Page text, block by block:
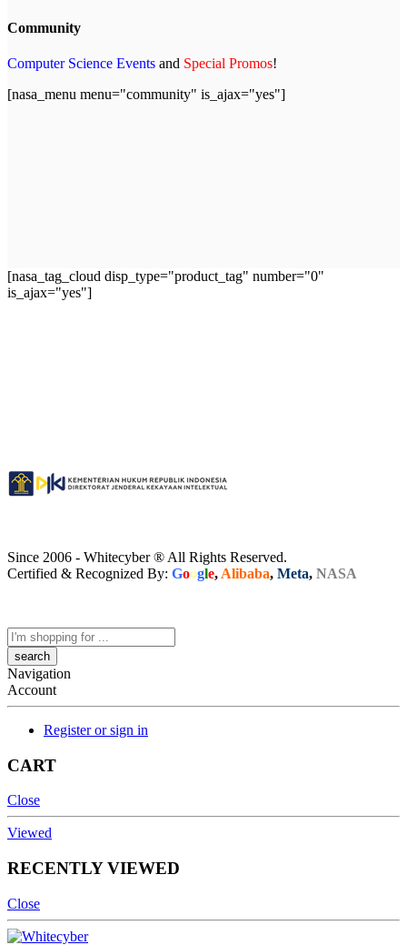
Community
Computer Science Events and Special Promos!
[nasa_menu menu="community" is_ajax="yes"]
[nasa_tag_cloud disp_type="product_tag" number="0"
is_ajax="yes"]
Since 2006 - Whitecyber ® All Rights Reserved.
Certified & Recognized By: Google, Alibaba, Meta, NASA
Search
here
Navigation
Account
Register or sign in
CART
Close
Viewed
RECENTLY VIEWED
Close